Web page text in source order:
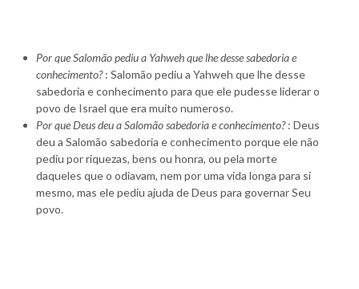
Por que Salomão pediu a Yahweh que lhe desse sabedoria e
conhecimento?: Salomão pediu a Yahweh que lhe desse
sabedoria e conhecimento para que ele pudesse liderar o
povo de Israel que era muito numeroso.
Por que Deus deu a Salomão sabedoria e conhecimento?: Deus
deu a Salomão sabedoria e conhecimento porque ele não
pediu por riquezas, bens ou honra, ou pela morte
daqueles que o odiavam, nem por uma vida longa para si
mesmo, mas ele pediu ajuda de Deus para governar Seu
povo.